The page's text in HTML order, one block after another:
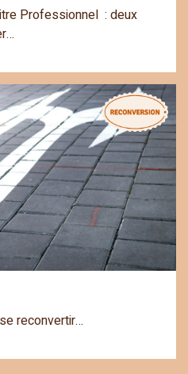
Professionnel : deux
reconvertir…